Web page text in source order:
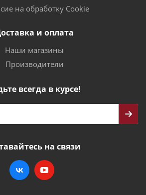
на обработку Cookie
и оплата
Наши магазины
Производители
всегда в курсе!
на связи